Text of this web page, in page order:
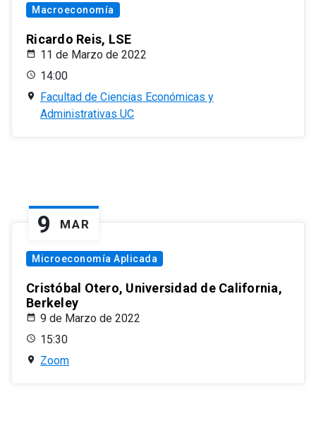
Macroeconomía
Ricardo Reis, LSE
11 de Marzo de 2022
14:00
Facultad de Ciencias Económicas y
Administrativas UC
9 MAR
Microeconomía Aplicada
Cristóbal Otero, Universidad de California,
Berkeley
9 de Marzo de 2022
15:30
Zoom